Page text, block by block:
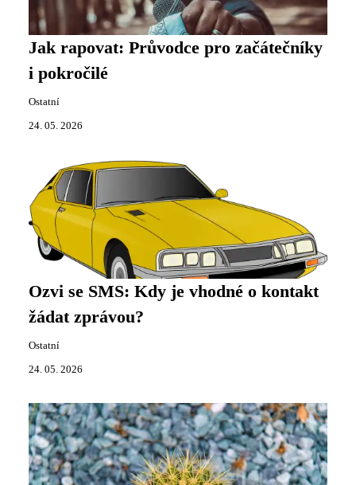
Jak rapovat: Průvodce pro začátečníky
i pokročilé
Ostatní
24. 05. 2026
Ozvi se SMS: Kdy je vhodné o kontakt
žádat zprávou?
Ostatní
24. 05. 2026